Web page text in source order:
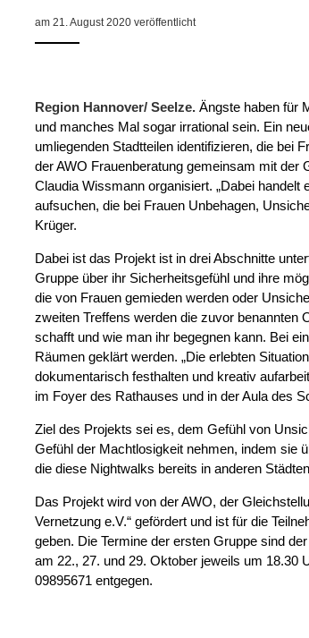
am 21. August 2020 veröffentlicht
Region Hannover/ Seelze. Ängste haben für
und manches Mal sogar irrational sein. Ein
umliegenden Stadtteilen identifizieren, die bei
der AWO Frauenberatung gemeinsam mit der
Claudia Wissmann organisiert. „Dabei
aufsuchen, die bei Frauen Unbehagen,
Krüger.
Dabei ist das Projekt ist in drei Abschnitte
Gruppe über ihr Sicherheitsgefühl und ihre
die von Frauen gemieden werden oder
zweiten Treffens werden die zuvor
schafft und wie man ihr begegnen kann. Bei
Räumen geklärt werden. „Die erlebten
dokumentarisch festhalten und kreativ
im Foyer des Rathauses und in der Aula des
Ziel des Projekts sei es, dem Gefühl von
Gefühl der Machtlosigkeit nehmen, indem sie
die diese Nightwalks bereits in anderen
Das Projekt wird von der AWO, der
Vernetzung e.V.“ gefördert und ist für die
geben. Die Termine der ersten Gruppe sind
am 22., 27. und 29. Oktober jeweils um 18.30
09895671 entgegen.